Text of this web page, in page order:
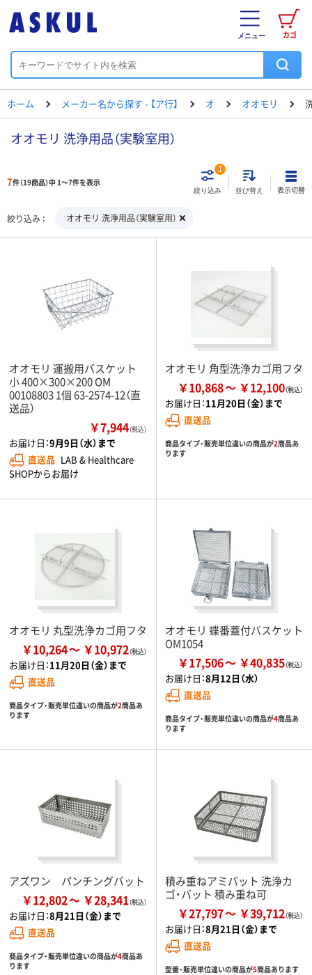
カゴ
メニュー
ホーム メーカー名から探す - 【ア行】 オ オオモリ
オオモリ 洗浄用品（実験室用）
7件（19商品）中 1～7件を表示
絞り込み
1
並び替え 表示切替
絞り込み オオモリ 洗浄用品（実験室用）
オオモリ 運搬用バスケット
小 400×300×200 OM
00108803 1個 63-2574-12（直
送品）
￥7,944（税込）
お届け日：9月9日（水）まで
直送品 LAB & Healthcare
SHOPからお届け
オオモリ 角型洗浄カゴ用フタ
￥10,868 ￥12,100
お届け日：11月20日（金）まで
直送品
商品タイプ・販売単位違いの商品が2商品あ
ります
オオモリ 丸型洗浄カゴ用フタ
￥10,264 ￥10,972
お届け日：11月20日（金）まで
直送品
商品タイプ・販売単位違いの商品が2商品あ
ります
オオモリ 蝶番蓋付バスケット
OM1054
￥17,506 ￥40,835
お届け日：8月12日（水）
直送品
商品タイプ・販売単位違いの商品が4商品あ
ります
アズワン パンチングバット
￥12,802 ￥28,341
お届け日：8月21日（金）まで
直送品
商品タイプ・販売単位違いの商品が4商品あ
ります
積み重ねアミバット 洗浄カ
ゴ・バット 積み重ね可
￥27,797 ￥39,712
お届け日：8月21日（金）まで
直送品
型番・販売単位違いの商品が5商品あります